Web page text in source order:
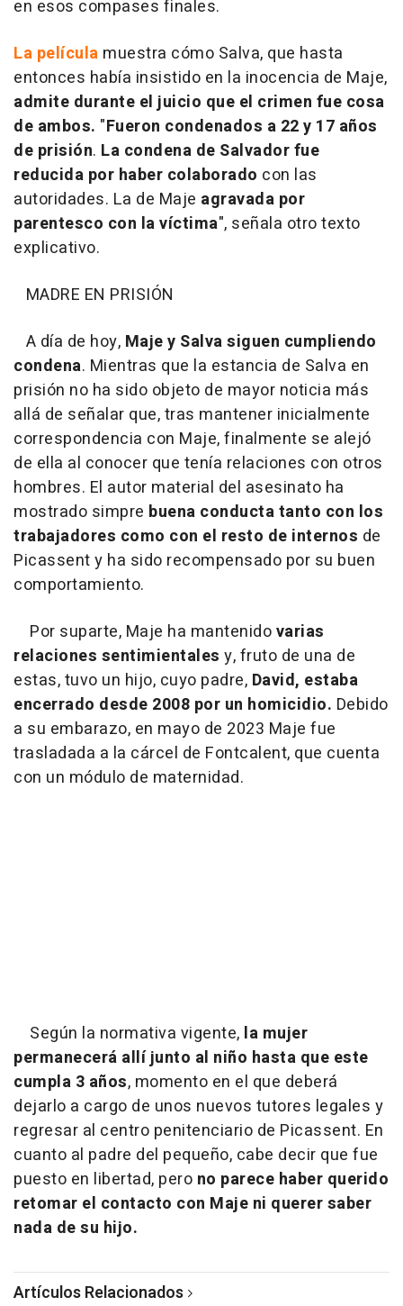
en esos compases finales.
La película muestra cómo Salva, que hasta
entonces había insistido en la inocencia de Maje,
admite durante el juicio que el crimen fue cosa
de ambos. "Fueron condenados a 22 y 17 años
de prisión. La condena de Salvador fue
reducida por haber colaborado con las
autoridades. La de Maje agravada por
parentesco con la víctima", señala otro texto
explicativo.
MADRE EN PRISIÓN
A día de hoy, Maje y Salva siguen cumpliendo
condena. Mientras que la estancia de Salva en
prisión no ha sido objeto de mayor noticia más
allá de señalar que, tras mantener inicialmente
correspondencia con Maje, finalmente se alejó
de ella al conocer que tenía relaciones con otros
hombres. El autor material del asesinato ha
mostrado simpre buena conducta tanto con los
trabajadores como con el resto de internos de
Picassent y ha sido recompensado por su buen
comportamiento.
Por suparte, Maje ha mantenidovarias
relaciones sentimientales y, fruto de una de
estas, tuvo un hijo, cuyo padre, David, estaba
encerrado desde 2008 por un homicidio. Debido
a su embarazo, en mayo de 2023 Maje fue
trasladada a la cárcel de Fontcalent, que cuenta
con un módulo de maternidad.
Según la normativa vigente, la mujer
permanecerá allí junto al niño hasta que este
cumpla 3 años, momento en el que deberá
dejarlo a cargo de unos nuevos tutores legales y
regresar al centro penitenciario de Picassent. En
cuanto al padre del pequeño, cabe decir que fue
puesto en libertad, pero no parece haber querido
retomar el contacto con Maje ni querer saber
nada de su hijo.
Artículos Relacionados